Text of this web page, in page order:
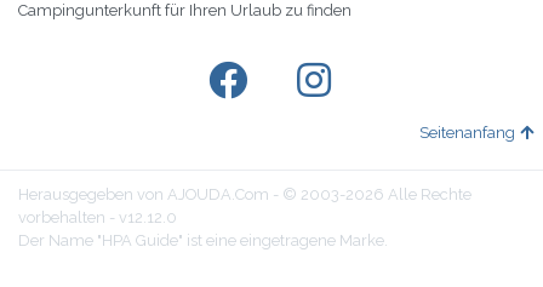
Campingunterkunft für Ihren Urlaub zu finden
Seitenanfang
Herausgegeben von AJOUDA.Com - © 2003-2026 Alle Rechte
vorbehalten - v12.12.0
Der Name "HPA Guide" ist eine eingetragene Marke.